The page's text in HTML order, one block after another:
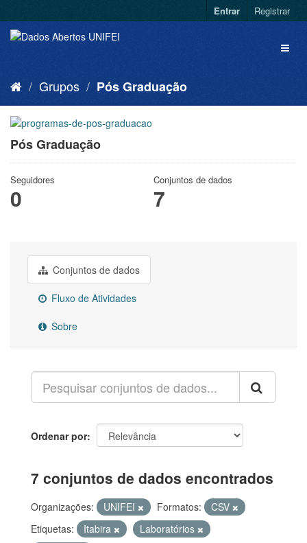
Entrar Registrar
Grupos Pós Graduação
Pós Graduação
Seguidores
0
Conjuntos de dados
7
Conjuntos de dados
Fluxo de Atividades
Sobre
Ordenar por
7 conjuntos de dados encontrados
Organizações: UNIFEI Formatos:
CSV
Etiquetas:
Itabira
Laboratórios